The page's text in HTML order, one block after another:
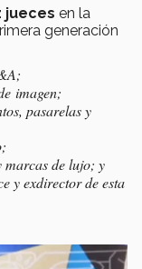
jueces en la
generación
imagen;
pasarelas y
marcas de lujo; y
y exdirector de esta